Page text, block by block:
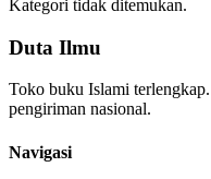
Kategori tidak ditemukan.
Duta Ilmu
Toko buku Islami
pengiriman nasional.
Navigasi